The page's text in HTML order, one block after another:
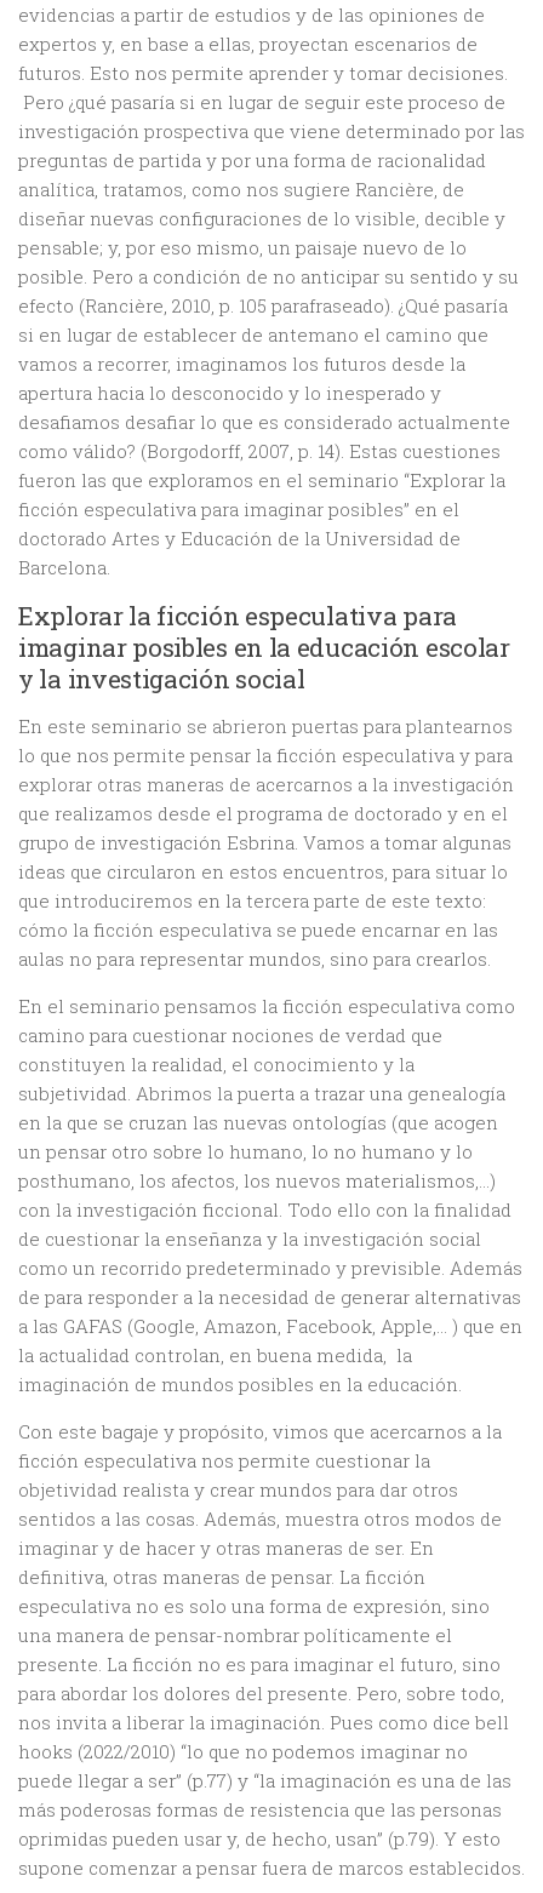
evidencias a partir de estudios y de las opiniones de
expertos y, en base a ellas, proyectan escenarios de
futuros. Esto nos permite aprender y tomar decisiones.
Pero ¿qué pasaría si en lugar de seguir este proceso de
investigación prospectiva que viene determinado por las
preguntas de partida y por una forma de racionalidad
analítica, tratamos, como nos sugiere Rancière, de
diseñar nuevas configuraciones de lo visible, decible y
pensable; y, por eso mismo, un paisaje nuevo de lo
posible. Pero a condición de no anticipar su sentido y su
efecto (Rancière, 2010, p. 105 parafraseado). ¿Qué pasaría
si en lugar de establecer de antemano el camino que
vamos a recorrer, imaginamos los futuros desde la
apertura hacia lo desconocido y lo inesperado y
desafiamos desafiar lo que es considerado actualmente
como válido? (Borgodorff, 2007, p. 14). Estas cuestiones
fueron las que exploramos en el seminario “Explorar la
ficción especulativa para imaginar posibles” en el
doctorado Artes y Educación de la Universidad de
Barcelona.
Explorar la ficción especulativa para
imaginar posibles en la educación escolar
y la investigación social
En este seminario se abrieron puertas para plantearnos
lo que nos permite pensar la ficción especulativa y para
explorar otras maneras de acercarnos a la investigación
que realizamos desde el programa de doctorado y en el
grupo de investigación Esbrina. Vamos a tomar algunas
ideas que circularon en estos encuentros, para situar lo
que introduciremos en la tercera parte de este texto:
cómo la ficción especulativa se puede encarnar en las
aulas no para representar mundos, sino para crearlos.
En el seminario pensamos la ficción especulativa como
camino para cuestionar nociones de verdad que
constituyen la realidad, el conocimiento y la
subjetividad. Abrimos la puerta a trazar una genealogía
en la que se cruzan las nuevas ontologías (que acogen
un pensar otro sobre lo humano, lo no humano y lo
posthumano, los afectos, los nuevos materialismos,…)
con la investigación ficcional. Todo ello con la finalidad
de cuestionar la enseñanza y la investigación social
como un recorrido predeterminado y previsible. Además
de para responder a la necesidad de generar alternativas
a las GAFAS (Google, Amazon, Facebook, Apple,… ) que en
la actualidad controlan, en buena medida, la
imaginación de mundos posibles en la educación.
Con este bagaje y propósito, vimos que acercarnos a la
ficción especulativa nos permite cuestionar la
objetividad realista y crear mundos para dar otros
sentidos a las cosas. Además, muestra otros modos de
imaginar y de hacer y otras maneras de ser. En
definitiva, otras maneras de pensar. La ficción
especulativa no es solo una forma de expresión, sino
una manera de pensar-nombrar políticamente el
presente. La ficción no es para imaginar el futuro, sino
para abordar los dolores del presente. Pero, sobre todo,
nos invita a liberar la imaginación. Pues como dice bell
hooks (2022/2010) “lo que no podemos imaginar no
puede llegar a ser” (p.77) y “la imaginación es una de las
más poderosas formas de resistencia que las personas
oprimidas pueden usar y, de hecho, usan” (p.79). Y esto
supone comenzar a pensar fuera de marcos establecidos.